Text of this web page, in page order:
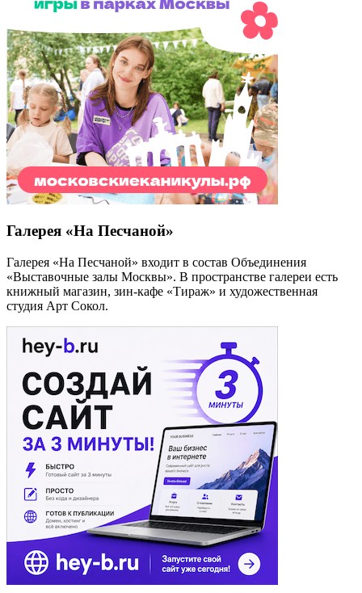
Галерея «На Песчаной»
Галерея «На Песчаной» входит в состав Объединения
«Выставочные залы Москвы». В пространстве галереи есть
книжный магазин, зин-кафе «Тираж» и художественная
студия Арт Сокол.